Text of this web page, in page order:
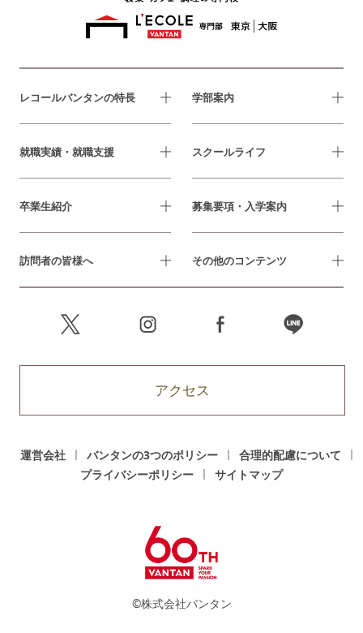
レコールバンタンの特長 学部案内
就職実績・就職支援 スクールライフ
卒業生紹介 募集要項・入学案内
訪問者の皆様へ その他のコンテンツ
アクセス
運営会社 バンタンの3つのポリシー
合理的配慮について
プライバシーポリシー
サイトマップ
©株式会社バンタン